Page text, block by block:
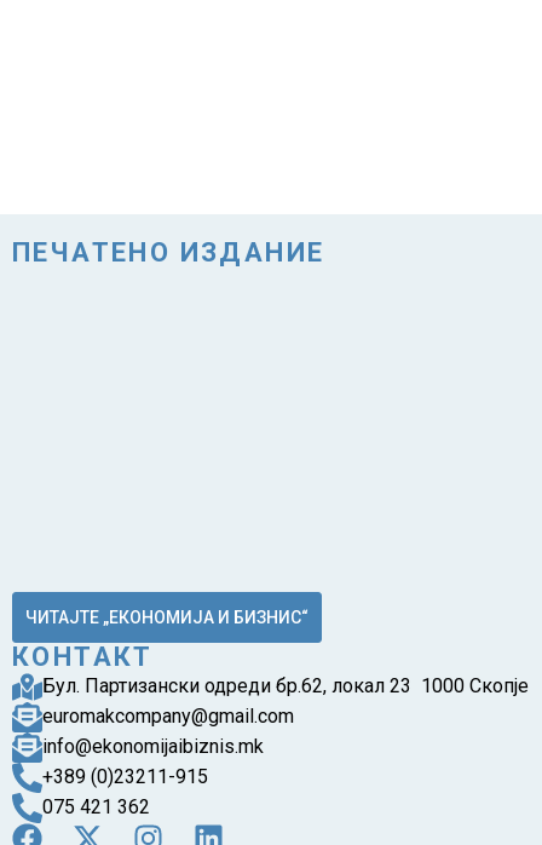
ПЕЧАТЕНО ИЗДАНИЕ
ЧИТАЈТЕ „ЕКОНОМИЈА И БИЗНИС“
КОНТАКТ
Бул. Партизански одреди бр.62, локал 23 1000 Скопје
euromakcompany@gmail.com
info@ekonomijaibiznis.mk
+389 (0)23211-915
075 421 362